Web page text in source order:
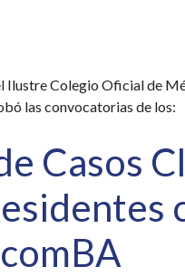
Colegio Oficial de
las convocatorias de los:
Casos